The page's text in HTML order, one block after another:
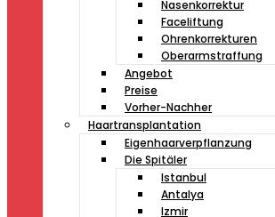
Nasenkorrektur
Faceliftung
Ohrenkorrekturen
Oberarmstraffung
Angebot
Preise
Vorher-Nachher
Haartransplantation
Eigenhaarverpflanzung
Die Spitäler
Istanbul
Antalya
Izmir